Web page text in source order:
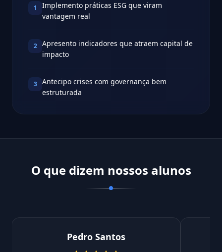
1
Implemento práticas ESG que viram
vantagem real
2
Apresento indicadores que atraem capital de
impacto
3
Antecipo crises com governança bem
estruturada
O que dizem nossos alunos
Pedro Santos